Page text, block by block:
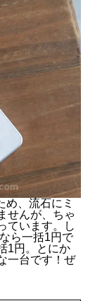
め、流石にミ
せんが、ちゃ
ています。し
ら一括1円で
1円。とにか
一台です！ぜ